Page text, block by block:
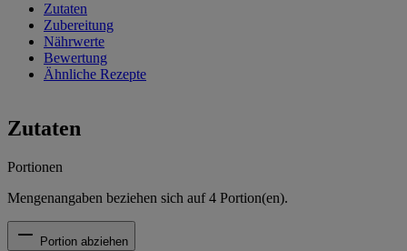
Zutaten
Zubereitung
Nährwerte
Bewertung
Ähnliche Rezepte
Zutaten
Portionen
Mengenangaben beziehen sich auf4 Portion(en).
Portion abziehen